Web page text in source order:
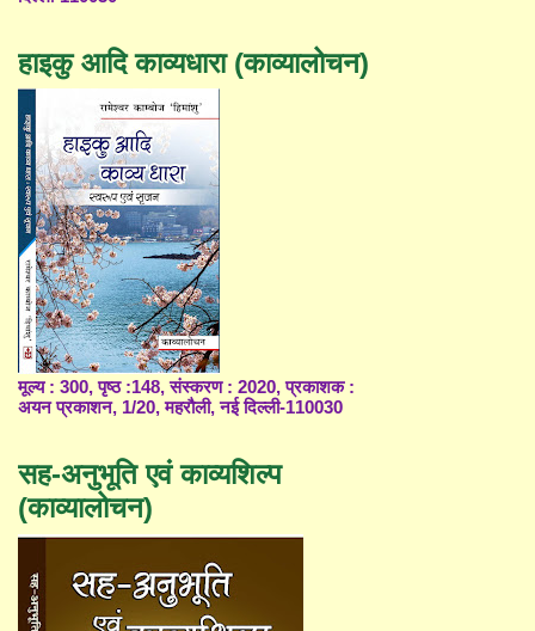
हाइकु आदि काव्यधारा (काव्यालोचन)
मूल्य : 300, पृष्ठ :148, संस्करण : 2020, प्रकाशक :
अयन प्रकाशन, 1/20, महरौली, नई दिल्ली-110030
सह-अनुभूति एवं काव्यशिल्प
(काव्यालोचन)